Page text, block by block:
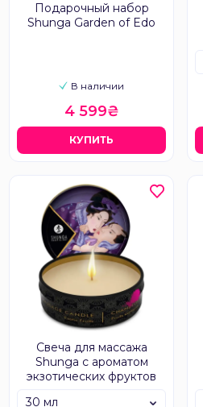
Подарочный набор
Shunga Garden of Edo
В наличии
4 599₴
КУПИТЬ
Свеча для массажа
Shunga с ароматом
экзотических фруктов
30 мл